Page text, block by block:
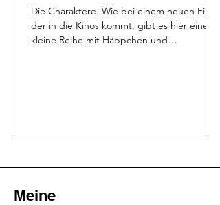
Die Charaktere. Wie bei einem neuen Film,
der in die Kinos kommt, gibt es hier eine
kleine Reihe mit Häppchen und
Meine